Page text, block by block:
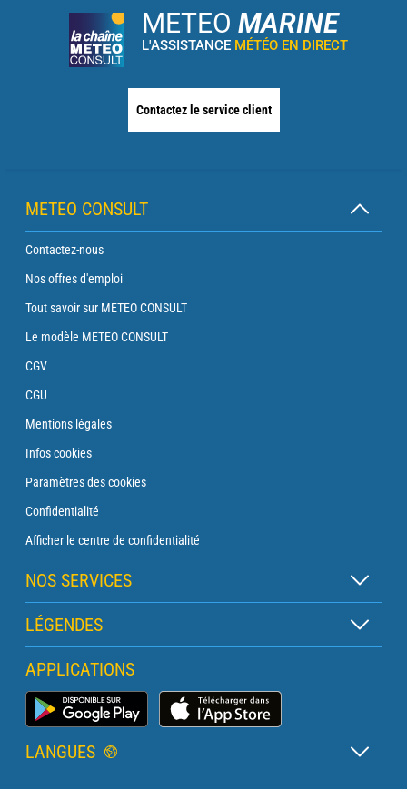
METEO MARINE
L'ASSISTANCE MÉTÉO EN DIRECT
Contactez le service client
METEO CONSULT
Contactez-nous
Nos offres d'emploi
Tout savoir sur METEO CONSULT
Le modèle METEO CONSULT
CGV
CGU
Mentions légales
Infos cookies
Paramètres des cookies
Confidentialité
Afficher le centre de confidentialité
NOS SERVICES
Abonnement Zen
Abonnement Balise
Abonnement Traversée
Abonnement Phare
LÉGENDES
Légende des cartes
Légende des pictogrammes
Glossaire
APPLICATIONS
Application Météo Marine
LANGUES